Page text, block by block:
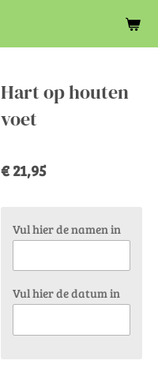
Hart op houten
voet
€ 21,95
Vul hier de namen in
Vul hier de datum in